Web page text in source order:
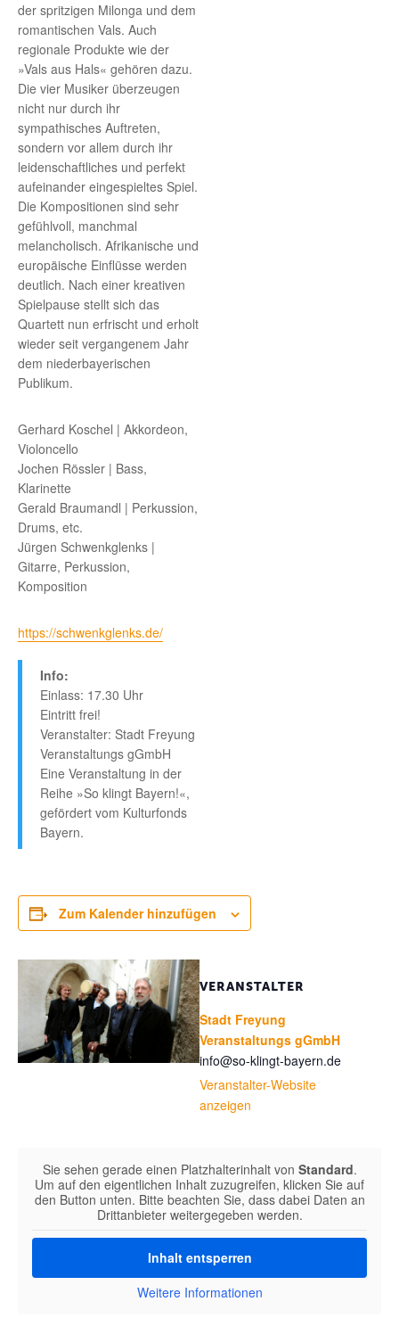
der spritzigen Milonga und dem
romantischen Vals. Auch
regionale Produkte wie der
»Vals aus Hals« gehören dazu.
Die vier Musiker überzeugen
nicht nur durch ihr
sympathisches Auftreten,
sondern vor allem durch ihr
leidenschaftliches und perfekt
aufeinander eingespieltes Spiel.
Die Kompositionen sind sehr
gefühlvoll, manchmal
melancholisch. Afrikanische und
europäische Einflüsse werden
deutlich. Nach einer kreativen
Spielpause stellt sich das
Quartett nun erfrischt und erholt
wieder seit vergangenem Jahr
dem niederbayerischen
Publikum.
Gerhard Koschel | Akkordeon,
Violoncello
Jochen Rössler | Bass,
Klarinette
Gerald Braumandl | Perkussion,
Drums, etc.
Jürgen Schwenkglenks |
Gitarre, Perkussion,
Komposition
https://schwenkglenks.de/
Info:
Einlass: 17.30 Uhr
Eintritt frei!
Veranstalter: Stadt Freyung
Veranstaltungs gGmbH
Eine Veranstaltung in der
Reihe »So klingt Bayern!«,
gefördert vom Kulturfonds
Bayern.
Zum Kalender hinzufügen
VERANSTALTER
Stadt Freyung
Veranstaltungs gGmbH
info@so-klingt-bayern.de
Veranstalter-Website
anzeigen
Sie sehen gerade einen Platzhalterinhalt von Standard.
Um auf den eigentlichen Inhalt zuzugreifen, klicken Sie auf
den Button unten. Bitte beachten Sie, dass dabei Daten an
Drittanbieter weitergegeben werden.
Inhalt entsperren
Weitere Informationen